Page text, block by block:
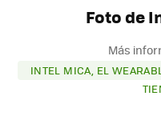
Foto de
Más
INTEL MICA, EL